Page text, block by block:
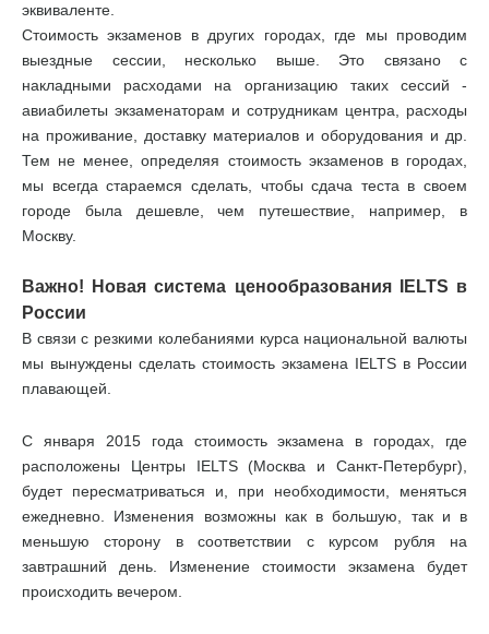
эквиваленте.
Стоимость экзаменов в других городах, где мы проводим
выездные сессии, несколько выше. Это связано с
накладными расходами на организацию таких сессий -
авиабилеты экзаменаторам и сотрудникам центра, расходы
на проживание, доставку материалов и оборудования и др.
Тем не менее, определяя стоимость экзаменов в городах,
мы всегда стараемся сделать, чтобы сдача теста в своем
городе была дешевле, чем путешествие, например, в
Москву.
Важно! Новая система ценообразования IELTS в
России
В связи с резкими колебаниями курса национальной валюты
мы вынуждены сделать стоимость экзамена IELTS в России
плавающей.
С января 2015 года стоимость экзамена в городах, где
расположены Центры IELTS (Москва и Санкт-Петербург),
будет пересматриваться и, при необходимости, меняться
ежедневно. Изменения возможны как в большую, так и в
меньшую сторону в соответствии с курсом рубля на
завтрашний день. Изменение стоимости экзамена будет
происходить вечером.